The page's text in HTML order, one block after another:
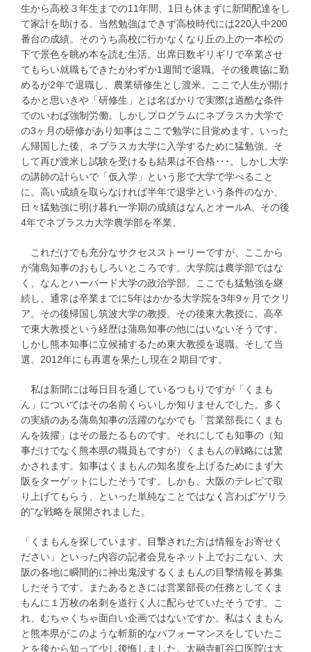
生から高校３年生までの11年間、1日も休まずに新聞配達をし
て家計を助ける。当然勉強はできず高校時代には220人中200
番台の成績。そのうち高校に行かなくなり丘の上の一本松の
下で景色を眺め本を読む生活。出席日数ギリギリで卒業させ
てもらい就職もできたがわずか1週間で退職。その後農協に勤
めるが2年で退職し、農業研修生とし渡米。ここで人生が開け
るかと思いきや「研修生」とは名ばかりで実際は過酷な条件
でのいわば強制労働。しかしプログラムにネブラスカ大学で
の3ヶ月の研修があり知事はここで勉学に目覚めます。いった
ん帰国した後、ネブラスカ大学に入学するために猛勉強。そ
して再び渡米し試験を受けるも結果は不合格･･･。しかし大学
の講師の計らいで「仮入学」という形で大学で学べること
に。高い成績を取らなければ半年で退学という条件のなか、
日々猛勉強に明け暮れ一学期の成績はなんとオールA。その後
4年でネブラスカ大学農学部を卒業。
これだけでも充分なサクセスストーリーですが、ここから
が蒲島知事のおもしろいところです。大学院は農学部ではな
く、なんとハーバード大学の政治学部。ここでも猛勉強を継
続し、通常は卒業までに5年はかかる大学院を3年9ヶ月でクリ
ア。その後帰国し筑波大学の教授。その後東大教授に。高卒
で東大教授という経歴は蒲島知事の他にはいないそうです。
しかし熊本知事に立候補するため東大教授を退職。そして当
選。2012年にも再選を果たし現在２期目です。
私は新聞には毎日目を通しているつもりですが「くまも
ん」についてはその名前くらいしか知りませんでした。多く
の実績のある蒲島知事の活躍のなかでも「営業部長にくまも
んを抜擢」はその最たるものです。それにしても知事の（知
事だけでなく熊本県の職員もですが）くまもんの戦略には驚
かされます。知事はくまもんの知名度を上げるためにまず大
阪をターゲットにしたそうです。しかも、大阪のテレビで取
り上げてもらう、といった単純なことではなく言わば”ゲリラ
的”な戦略を展開されました。
「くまもんを探しています。目撃された方は情報をお寄せく
ださい」といった内容の記者会見をネット上でおこない、大
阪の各地に瞬間的に神出鬼没するくまもんの目撃情報を募集
したそうです。またあるときには営業部長の任務としてくま
もんに１万枚の名刺を道行く人に配らせていたそうです。こ
れ、むちゃくちゃ面白い企画ではないですか。私はくまもん
と熊本県がこのような斬新的なパフォーマンスをしていたこ
とを後から知って少し後悔しました。太融寺町谷口医院は大